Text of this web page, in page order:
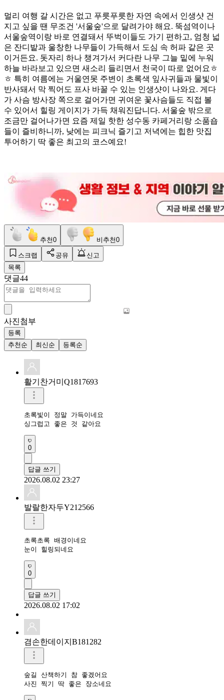
멀리 여행 갈 시간은 없고 푸릇푸릇한 자연 속에서 인생샷 건
지고 싶을 땐 무조건 '서울숲'으로 달려가야 해요. 뚝섬역이나
서울숲역이랑 바로 연결돼서 뚜벅이들도 가기 편하고, 엄청 넓
은 잔디밭과 울창한 나무들이 가득해서 도심 속 허파 같은 곳
이거든요. 돗자리 하나 챙겨가서 커다란 나무 그늘 밑에 누워
하늘 바라보고 있으면 새소리 들리면서 천국이 따로 없어요ㅎ
ㅎ 특히 여름에는 거울연못 주변이 초록색 잎사귀들과 물빛이
반사돼서 막 찍어도 프사 바꿀 수 있는 인생샷이 나와요. 게다
가 사슴 방사장 쪽으로 걸어가면 귀여운 꽃사슴들도 직접 볼
수 있어서 힐링 게이지가 가득 채워진답니다. 서울숲 밖으로
조금만 걸어나가면 요즘 제일 핫한 성수동 카페거리랑 소품숍
들이 즐비하니까, 낮에는 피크닉 즐기고 저녁에는 힙한 맛집
투어하기 딱 좋은 최고의 코스예요!
추천0 비추천0
스크랩 공유
신고
목록
댓글44
사진첨부
등록
추천순
최신순 등록순
활기찬거미Q1817693
초록빛이 정말 가득이네요
싱그럽고 좋은 것 같아요
0
답글 쓰기
2026.08.02 23:27
발랄한자두Y212566
초록초록 배경이네요
눈이 힐링되네요
0
답글 쓰기
2026.08.02 17:02
겸손한데이지B181282
숲길 산책하기 참 좋겠어요
사진 찍기 딱 좋은 장소네요